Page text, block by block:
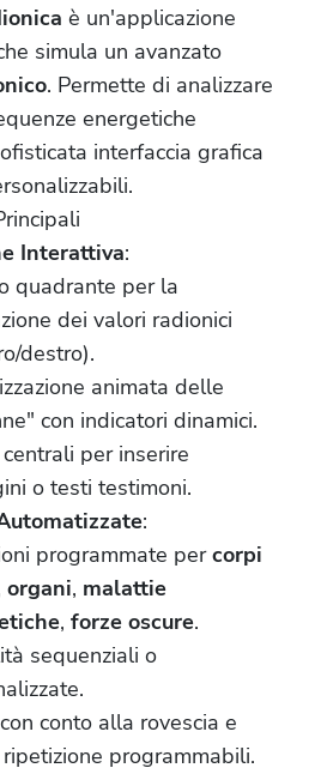
è un'applicazione
simula un avanzato
. Permette di analizzare
energetiche
interfaccia grafica
Interattiva:
quadrante per la
dei valori radionici
destro).
animata delle
con indicatori dinamici.
centrali per inserire
o testi testimoni.
:
programmate percorpi
organi, malattie
, forze oscure.
sequenziali o
conto alla rovescia e
programmabili.